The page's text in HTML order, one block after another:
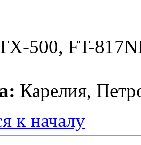
500, FT-
Карелия,
к началу